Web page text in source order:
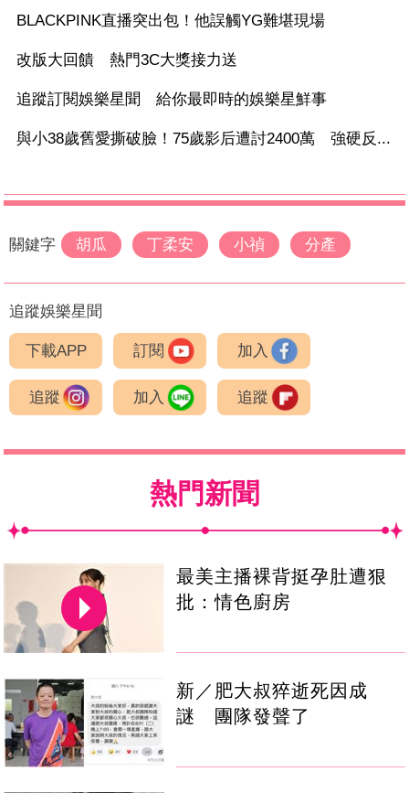
BLACKPINK直播突出包！他誤觸YG難堪現場
改版大回饋 熱門3C大獎接力送
追蹤訂閱娛樂星聞 給你最即時的娛樂星鮮事
與小38歲舊愛撕破臉！75歲影后遭討2400萬 強硬反...
關鍵字 胡瓜 丁柔安 小禎 分產
追蹤娛樂星聞
下載APP 訂閱 加入
追蹤 加入 追蹤
熱門新聞
最美主播裸背挺孕肚遭狠
批：情色廚房
新／肥大叔猝逝死因成
謎 團隊發聲了